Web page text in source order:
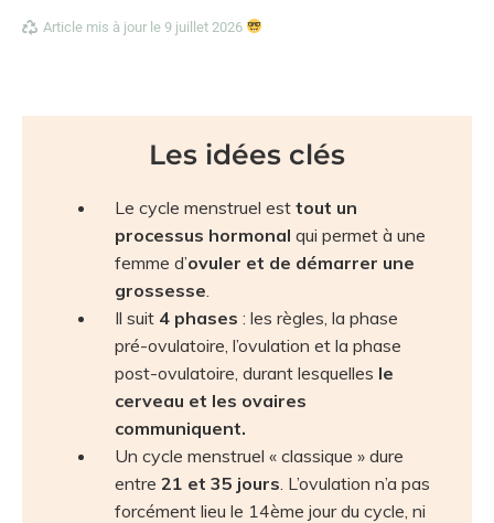
Article mis à jour le 9 juillet 2026
Les idées clés
Le cycle menstruel esttout un
processus hormonal qui permet à une
femme d’ovuler et de démarrer une
grossesse.
Il suit 4 phases : les règles, la phase
pré-ovulatoire, l’ovulation et la phase
post-ovulatoire, durant lesquelles le
cerveau et les ovaires
communiquent.
Un cycle menstruel « classique » dure
entre21 et 35 jours. L’ovulation n’a pas
forcément lieu le 14ème jour du cycle, ni